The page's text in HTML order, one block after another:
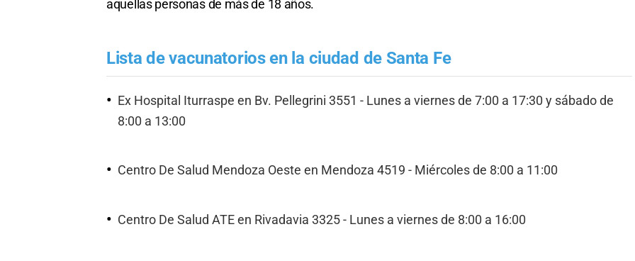
aquellas personas de más de 18 años.
Lista de vacunatorios en la ciudad de Santa Fe
Ex Hospital Iturraspe en Bv. Pellegrini 3551 - Lunes a viernes de 7:00 a 17:30 y sábado de
8:00 a 13:00
Centro De Salud Mendoza Oeste en Mendoza 4519 - Miércoles de 8:00 a 11:00
Centro De Salud ATE en Rivadavia 3325 - Lunes a viernes de 8:00 a 16:00